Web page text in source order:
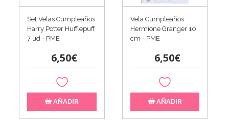
Set Velas Cumpleaños
Harry Potter Hufflepuff
7 ud - PME
6,50€
AÑADIR
Vela Cumpleaños
Hermione Granger 10
cm - PME
6,50€
AÑADIR